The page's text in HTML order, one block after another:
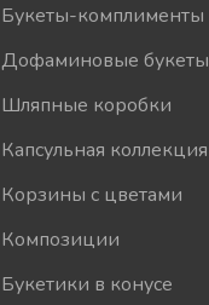
Букеты-комплименты
Дофаминовые букеты
Шляпные коробки
Капсульная коллекция
Корзины с цветами
Композиции
Букетики в конусе